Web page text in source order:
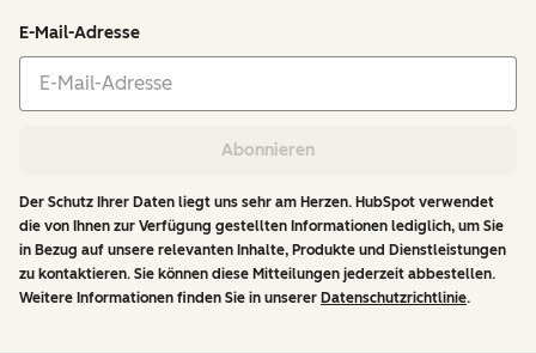
E-Mail-Adresse
Abonnieren
Der Schutz Ihrer Daten liegt uns sehr am Herzen. HubSpot verwendet
die von Ihnen zur Verfügung gestellten Informationen lediglich, um Sie
in Bezug auf unsere relevanten Inhalte, Produkte und Dienstleistungen
zu kontaktieren. Sie können diese Mitteilungen jederzeit abbestellen.
Weitere Informationen finden Sie in unserer Datenschutzrichtlinie.